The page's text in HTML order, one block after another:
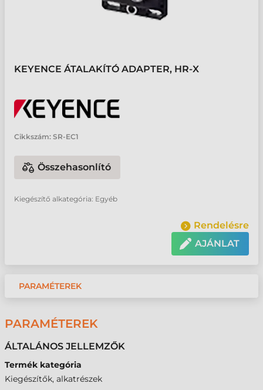
KEYENCE ÁTALAKÍTÓ ADAPTER, HR-X
Cikkszám: SR-EC1
Összehasonlító
Kiegészítő alkategória: Egyéb
Rendelésre
AJÁNLAT
PARAMÉTEREK
PARAMÉTEREK
ÁLTALÁNOS JELLEMZŐK
Termék kategória
Kiegészítők, alkatrészek